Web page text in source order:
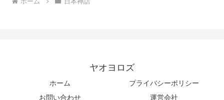
ヤオヨロズ
ホーム
プライバシーポリシー
お問い合わせ
運営会社